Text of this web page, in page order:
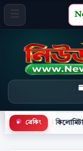
মেনু খুলুন
● ব্রেকিং
কিলোমিটারজুড়ে ময়লার